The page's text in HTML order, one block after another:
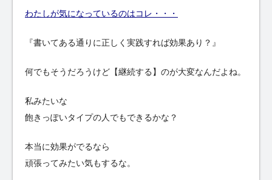
わたしが気になっているのはコレ・・・
『書いてある通りに正しく実践すれば効果あり？』
何でもそうだろうけど【継続する】のが大変なんだよね。
私みたいな
飽きっぽいタイプの人でもできるかな？
本当に効果がでるなら
頑張ってみたい気もするな。